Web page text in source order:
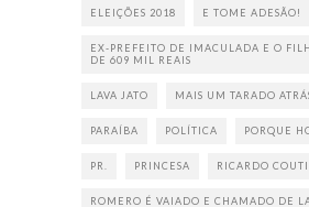
ELEIÇÕES 2018 E TOME ADESÃO!
EX-PREFEITO DE IMACULADA E O
DE 609 MIL REAIS
LAVA JATO MAIS UM TARADO
PARAÍBA POLÍTICA PORQUE
PR. PRINCESA RICARDO
ROMERO É VAIADO E CHAMADO DE